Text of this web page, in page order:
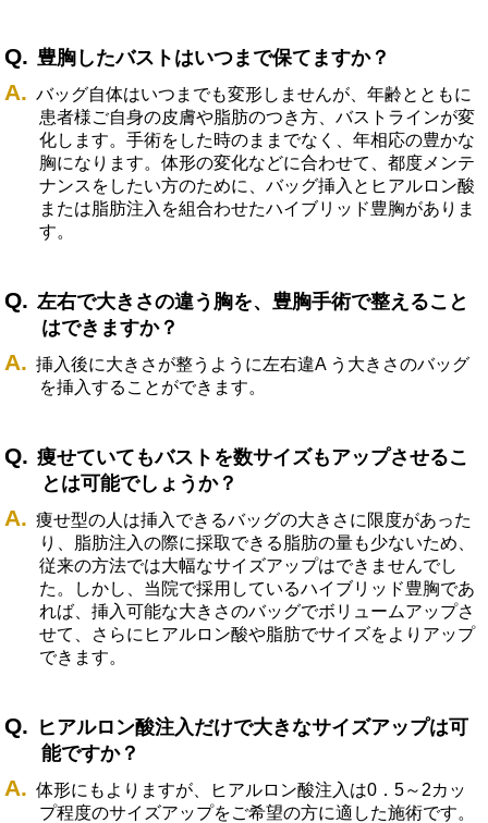
豊胸したバストはいつまで保てますか？
バッグ自体はいつまでも変形しませんが、年齢とともに
患者様ご自身の皮膚や脂肪のつき方、バストラインが変
化します。手術をした時のままでなく、年相応の豊かな
胸になります。体形の変化などに合わせて、都度メンテ
ナンスをしたい方のために、バッグ挿入とヒアルロン酸
または脂肪注入を組合わせたハイブリッド豊胸がありま
す。
左右で大きさの違う胸を、豊胸手術で整えること
はできますか？
挿入後に大きさが整うように左右違A う大きさのバッグ
を挿入することができます。
痩せていてもバストを数サイズもアップさせるこ
とは可能でしょうか？
痩せ型の人は挿入できるバッグの大きさに限度があった
り、脂肪注入の際に採取できる脂肪の量も少ないため、
従来の方法では大幅なサイズアップはできませんでし
た。しかし、当院で採用しているハイブリッド豊胸であ
れば、挿入可能な大きさのバッグでボリュームアップさ
せて、さらにヒアルロン酸や脂肪でサイズをよりアップ
できます。
ヒアルロン酸注入だけで大きなサイズアップは可
能ですか？
体形にもよりますが、ヒアルロン酸注入は0．5～2カッ
プ程度のサイズアップをご希望の方に適した施術です。